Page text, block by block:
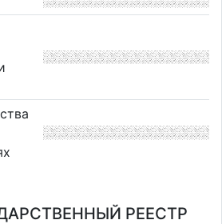
РЕЕСТР